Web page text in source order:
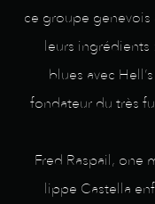
ce groupe genevois
leurs ingrédients
blues avec
fondateur du très
Fred Raspail, one
lippe Castella